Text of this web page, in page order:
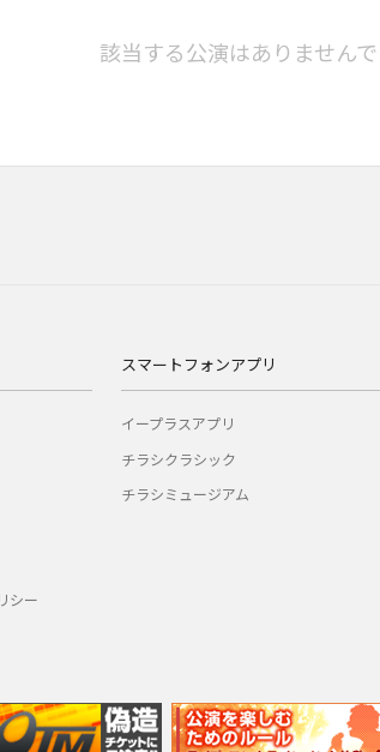
該当する公演はありませんで
シー
スマートフォンアプリ
イープラスアプリ
チラシクラシック
チラシミュージアム